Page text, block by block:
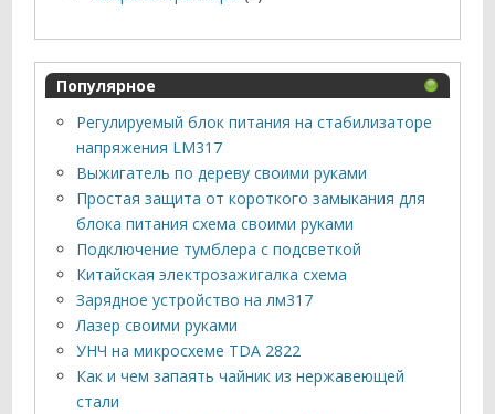
Популярное
Регулируемый блок питания на стабилизаторе
напряжения LM317
Выжигатель по дереву своими руками
Простая защита от короткого замыкания для
блока питания схема своими руками
Подключение тумблера с подсветкой
Китайская электрозажигалка схема
Зарядное устройство на лм317
Лазер своими руками
УНЧ на микросхеме TDA 2822
Как и чем запаять чайник из нержавеющей
стали